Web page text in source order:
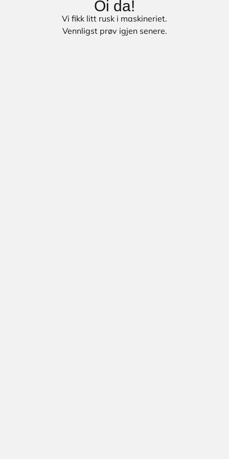
Oi da!
Vi fikk litt rusk i maskineriet.
Vennligst prøv igjen senere.